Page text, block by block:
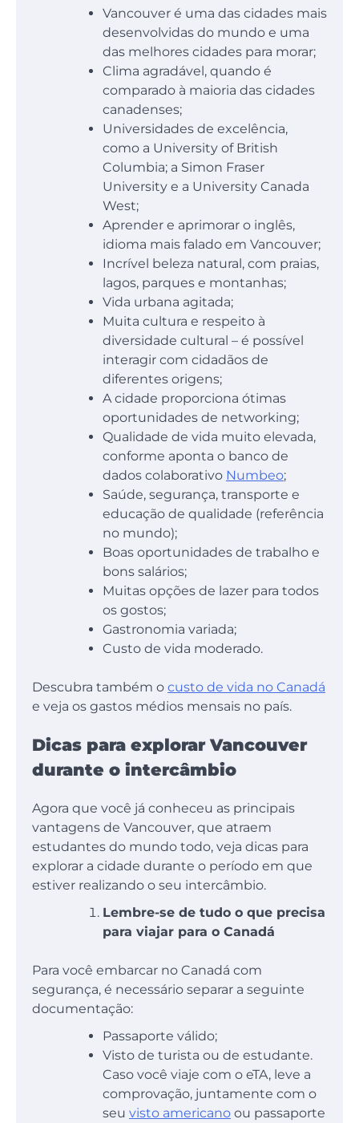
Vancouver é uma das cidades mais
desenvolvidas do mundo e uma
das melhores cidades para morar;
Clima agradável, quando é
comparado à maioria das cidades
canadenses;
Universidades de excelência,
como a University of British
Columbia; a Simon Fraser
University e a University Canada
West;
Aprender e aprimorar o inglês,
idioma mais falado em Vancouver;
Incrível beleza natural, com praias,
lagos, parques e montanhas;
Vida urbana agitada;
Muita cultura e respeito à
diversidade cultural – é possível
interagir com cidadãos de
diferentes origens;
A cidade proporciona ótimas
oportunidades de networking;
Qualidade de vida muito elevada,
conforme aponta o banco de
dados colaborativo Numbeo;
Saúde, segurança, transporte e
educação de qualidade (referência
no mundo);
Boas oportunidades de trabalho e
bons salários;
Muitas opções de lazer para todos
os gostos;
Gastronomia variada;
Custo de vida moderado.
Descubra também o custo de vida no Canadá
e veja os gastos médios mensais no país.
Dicas para explorar Vancouver
durante o intercâmbio
Agora que você já conheceu as principais
vantagens de Vancouver, que atraem
estudantes do mundo todo, veja dicas para
explorar a cidade durante o período em que
estiver realizando o seu intercâmbio.
Lembre-se de tudo o que precisa
para viajar para o Canadá
Para você embarcar no Canadá com
segurança, é necessário separar a seguinte
documentação:
Passaporte válido;
Visto de turista ou de estudante.
Caso você viaje com o eTA, leve a
comprovação, juntamente com o
seu visto americano ou passaporte